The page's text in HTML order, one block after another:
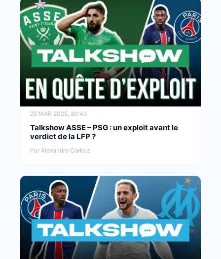
25 MAR 2025, 20:40
Talkshow ASSE – PSG : un exploit avant le
verdict de la LFP ?
Par Alexandre Corboz